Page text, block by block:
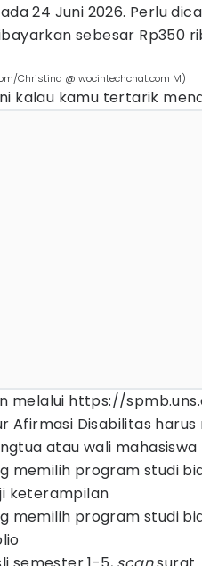
24 Juni 2026. Perlu
sebesar Rp350
Christina @ wocintechchat.com M)
kalau kamu tertarik
melalui https://
Afirmasi Disabilitas
atau wali mahasiswa
memilih program studi
keterampilan
memilih program studi